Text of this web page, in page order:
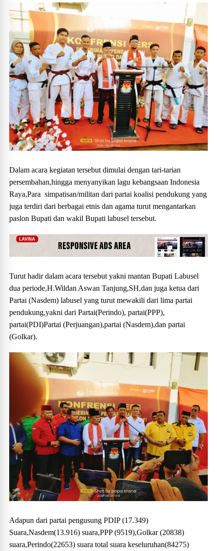
Dalam acara kegiatan tersebut dimulai dengan tari-tarian
persembahan,hingga menyanyikan lagu kebangsaan Indonesia
Raya,Para simpatisan/militan dari partai koalisi pendukung yang
juga terdiri dari berbagai etnis dan agama turut mengantarkan
paslon Bupati dan wakil Bupati labusel tersebut.
Turut hadir dalam acara tersebut yakni mantan Bupati Labusel
dua periode,H.Wildan Aswan Tanjung,SH,dan juga ketua dari
Partai (Nasdem) labusel yang turut mewakili dari lima partai
pendukung,yakni dari Partai(Perindo), partai(PPP),
partai(PDI)Partai (Perjuangan),partai (Nasdem),dan partai
(Golkar).
Adapun dari partai pengusung PDIP (17.349)
Suara,Nasdem(13.916) suara,PPP (9519),Golkar (20838)
suara,Perindo(22653) suara total suara keseluruhan(84275)